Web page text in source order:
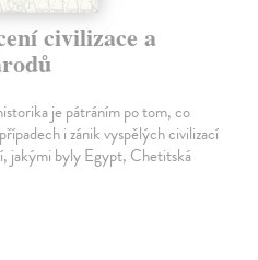
civilizace a
je pátráním po tom, co
i zánik vyspělých civilizací
jakými byly Egypt, Chetitská